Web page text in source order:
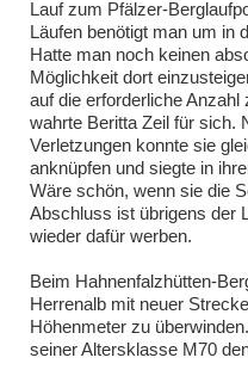
Lauf zum Pfälzer-
Läufen benötigt man um in
Hatte man noch keinen
Möglichkeit dort
auf die erforderliche
wahrte Beritta Zeil für sich.
Verletzungen konnte sie
anknüpfen und siegte in
Wäre schön, wenn sie die
Abschluss ist übrigens der
wieder dafür werben.
Beim Hahnenfalzhütten-
Herrenalb mit neuer
Höhenmeter zu
seiner Altersklasse M70